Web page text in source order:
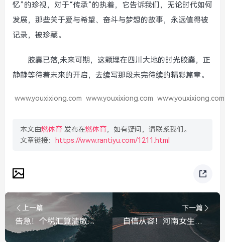
忆”的珍视，对于“传承”的执着，它告诉我们，无论时代如何
发展，那些关于爱与希望、奋斗与梦想的故事，永远值得被
记录，被珍藏。
胶囊已落,未来可期，这颗埋在四川大地的时光胶囊，正
静静等待着未来的开启，去续写那段未完待续的精彩篇章。
www.youxixiong.com www.youxixiong.com www.youxixiong.com
本文由燃体育 发布在燃体育，如有疑问，请联系我们。
文章链接：
https://www.rantiyu.com/1211.html
上一篇
告急！个税汇算清缴月底截止，这笔钱可能白拿！还没办的抓紧了，个税汇算月底截止！这笔钱可能白拿，还没办的抓紧
下一篇
自信从容！河南女生两场考试均霸榜首位冲出考场，网友，这才是学霸的气场